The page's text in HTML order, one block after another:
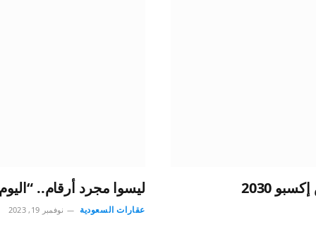
ليسوا مجرد أرقام..
عقارات السعودية نوفمبر 19, 2023